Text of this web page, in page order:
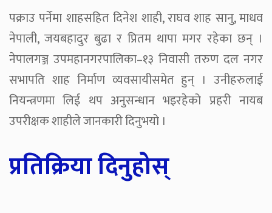
पक्राउ पर्नेमा शाहसहित दिनेश शाही, राघव शाह सानु, माधव
नेपाली, जयबहादुर बुढा र प्रितम थापा मगर रहेका छन् ।
नेपालगञ्ज उपमहानगरपालिका–१३ निवासी तरुण दल नगर
सभापति शाह निर्माण व्यवसायीसमेत हुन् । उनीहरुलाई
नियन्त्रणमा लिई थप अनुसन्धान भइरहेको प्रहरी नायब
उपरीक्षक शाहीले जानकारी दिनुभयो ।
प्रतिक्रिया दिनुहोस्